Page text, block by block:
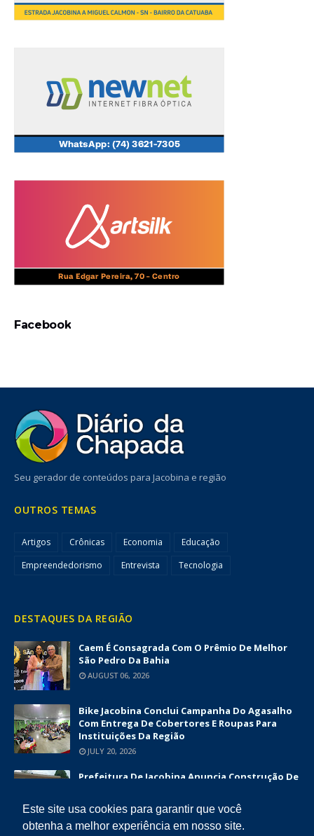
Este site usa cookies para garantir que você
obtenha a melhor experiência em nosso site.
Facebook
Seu gerador de conteúdos para Jacobina e região
OUTROS TEMAS
Artigos Crônicas Economia
Educação
Empreendedorismo
Entrevista Tecnologia
DESTAQUES DA REGIÃO
Caem É Consagrada Com O Prêmio De Melhor
São Pedro Da Bahia
AUGUST 06, 2026
Bike Jacobina Conclui Campanha Do Agasalho
Com Entrega De Cobertores E Roupas Para
Instituições Da Região
JULY 20, 2026
Prefeitura De Jacobina Anuncia Construção De
Superior A R$ 1,7 Milhão
JUNE 12, 2026